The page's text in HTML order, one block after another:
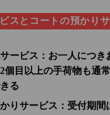
スとコートの預かり
ービス：お一人につき
2個目以上の手荷物も通
る
りサービス：受付期間